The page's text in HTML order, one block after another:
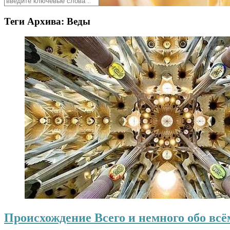
Теги Архива: Веды
Происхождение Всего и немного обо